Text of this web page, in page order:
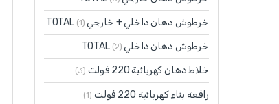
خرطوش دهان داخلي + خارجي TOTAL (1)
خرطوش دهان داخلي TOTAL (2)
خلاط دهان كهربائية 220 فولت (3)
رافعة بناء كهربائية 220 فولت (1)